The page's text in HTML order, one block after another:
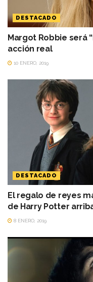
DESTACADO
Margot Robbie será
acción real
10 ENERO, 2019
DESTACADO
El regalo de reyes
de Harry Potter
8 ENERO, 2019